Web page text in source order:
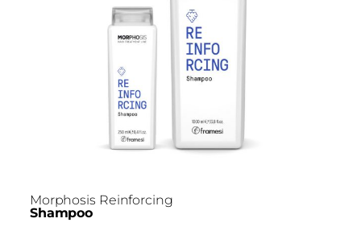
Morphosis Reinforcing
Shampoo